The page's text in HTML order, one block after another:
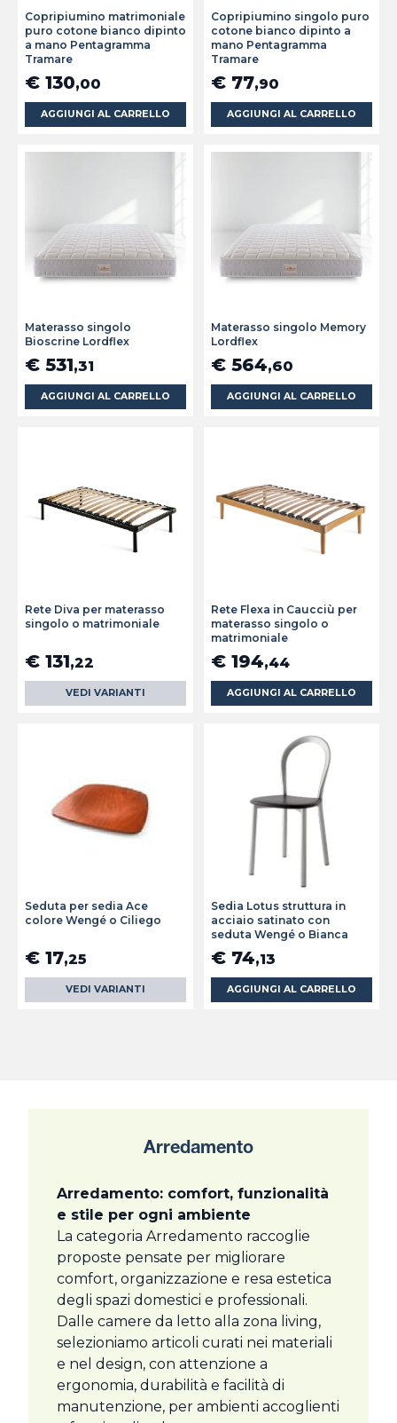
Copripiumino matrimoniale
puro cotone bianco dipinto
a mano Pentagramma
Tramare
€ 130,00
AGGIUNGI AL CARRELLO
Copripiumino singolo puro
cotone bianco dipinto a
mano Pentagramma
Tramare
€ 77,90
AGGIUNGI AL CARRELLO
Materasso singolo
Bioscrine Lordflex
€ 531,31
AGGIUNGI AL CARRELLO
Materasso singolo Memory
Lordflex
€ 564,60
AGGIUNGI AL CARRELLO
Rete Diva per materasso
singolo o matrimoniale
€ 131,22
VEDI VARIANTI
Rete Flexa in Caucciù per
materasso singolo o
matrimoniale
€ 194,44
AGGIUNGI AL CARRELLO
Seduta per sedia Ace
colore Wengé o Ciliego
€ 17,25
VEDI VARIANTI
Sedia Lotus struttura in
acciaio satinato con
seduta Wengé o Bianca
€ 74,13
AGGIUNGI AL CARRELLO
Arredamento
Arredamento: comfort, funzionalità
e stile per ogni ambiente
La categoria Arredamento raccoglie
proposte pensate per migliorare
comfort, organizzazione e resa estetica
degli spazi domestici e professionali.
Dalle camere da letto alla zona living,
selezioniamo articoli curati nei materiali
e nel design, con attenzione a
ergonomia, durabilità e facilità di
manutenzione, per ambienti accoglienti